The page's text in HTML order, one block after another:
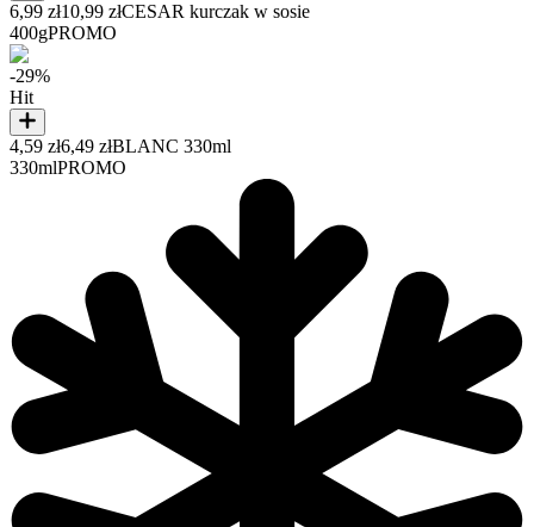
6,99 zł10,99 złCESAR kurczak w sosie
400gPROMO
-29%
Hit
4,59 zł6,49 złBLANC 330ml
330mlPROMO